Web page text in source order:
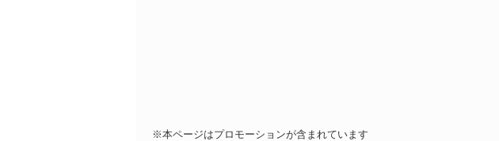
※本ページはプロモーションが含まれています